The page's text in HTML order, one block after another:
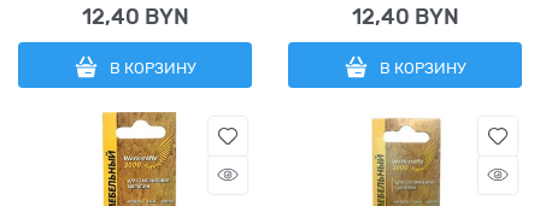
12,40 BYN
В КОРЗИНУ
12,40 BYN
В КОРЗИНУ